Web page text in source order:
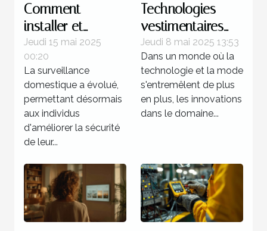
Comment
installer et
configurer une
caméra discrète
chez soi
Jeudi 15 mai 2025
00:20
La surveillance
domestique a évolué,
permettant désormais
aux individus
d'améliorer la sécurité
de leur...
Technologies
vestimentaires
connectées les
innovations à
surveiller cette
année
Jeudi 8 mai 2025 13:53
Dans un monde où la
technologie et la mode
s'entremêlent de plus
en plus, les innovations
dans le domaine...